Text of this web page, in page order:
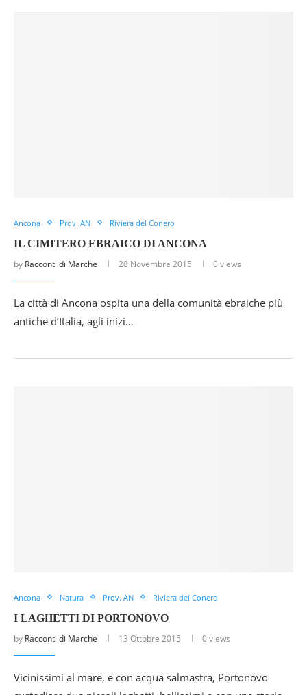
Ancona Prov. AN Riviera del Conero
IL CIMITERO EBRAICO DI ANCONA
by Racconti di Marche 28 Novembre 2015 0 views
La città di Ancona ospita una della comunità ebraiche più
antiche d’Italia, agli inizi…
Ancona Natura Prov. AN Riviera del Conero
I LAGHETTI DI PORTONOVO
by Racconti di Marche 13 Ottobre 2015 0 views
Vicinissimi al mare, e con acqua salmastra, Portonovo